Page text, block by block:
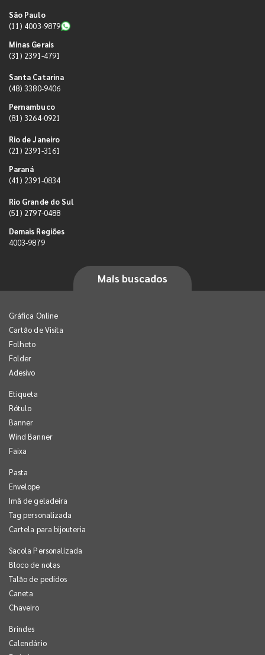
São Paulo
(11) 4003-9879
Minas Gerais
(31) 2391-4791
Santa Catarina
(48) 3380-9406
Pernambuco
(81) 3264-0921
Rio de Janeiro
(21) 2391-3161
Paraná
(41) 2391-0834
Rio Grande do Sul
(51) 2797-0488
Demais Regiões
4003-9879
Mais buscados
Gráfica Online
Cartão de Visita
Folheto
Folder
Adesivo
Etiqueta
Rótulo
Banner
Wind Banner
Faixa
Pasta
Envelope
Imã de geladeira
Tag personalizada
Cartela para bijouteria
Sacola Personalizada
Bloco de notas
Talão de pedidos
Caneta
Chaveiro
Brindes
Calendário